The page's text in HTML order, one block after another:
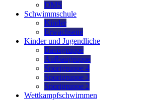
DMS
Schwimmschule
Kinder
Erwachsene
Kinder und Jugendliche
Basisgruppe
Aufbaugruppe
Sportgruppe 4
Sportgruppe 3
Sportgruppe 2
Wettkampfschwimmen